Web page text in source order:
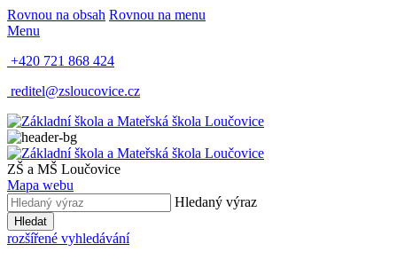
Rovnou na obsah Rovnou na menu
Menu
+420 721 868 424
reditel@zsloucovice.cz
ZŠ a MŠ Loučovice
Mapa webu
Hledaný výraz
Hledat
rozšířené vyhledávání